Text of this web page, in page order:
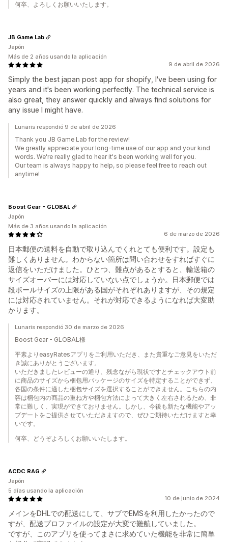
何卒、よろしくお願いいたします。
9 de abril de 2026
Simply the best japan post app for shopify, I've been using for
years and it's been working perfectly. The technical service is
also great, they answer quickly and always find solutions for
any issue I might have.
JB Game Lab
Japón
Más de 2 años usando la aplicación
Lunaris respondió 9 de abril de 2026
Thank you JB Game Lab for the review!
We greatly appreciate your long-time use of our app and your kind
words. We're really glad to hear it's been working well for you.
Our team is always happy to help, so please feel free to reach out
anytime!
6 de marzo de 2026
日本郵便の送料を自動で取り込んでくれとても便利です。設定も
難しくありません。わからない箇所は問い合わせをすればすぐに
返信をいただけました。ひとつ、難点があるとすると、輸送箱の
サイズオーバーには対応していない点でしょうか。日本郵便では
段ボールサイズの上限がある国がそれぞれありますが、その規定
には対応されていません。それが対応できるようになれば大変助
かります。
Boost Gear - GLOBAL
Japón
Más de 3 años usando la aplicación
Lunaris respondió 30 de marzo de 2026
Boost Gear - GLOBAL様
平素よりeasyRatesアプリをご利用いただき、また貴重なご意見をいただ
き誠にありがとうございます。
いただきましたレビューの通り、残念ながら現状ですとチェックアウト前
に商品のサイズから梱包用パッケージのサイズを特定することができず、
各国の条件に適した梱包サイズを選択することができません。こちらの内
容は梱包内の商品の重ね方や梱包方法によって大きく左右されるため、非
常に難しく、実現ができておりません。しかし、今後も新たな機能やアッ
プデートをご提供させていただきますので、ぜひご期待いただけますと幸
いです。
何卒、どうぞよろしくお願いいたします。
10 de junio de 2024
メインをDHLでの配送にして、サブでEMSを利用したかったので
すが、配送プロファイルの設定が大変で難航していました。
ですが、このアプリを使ってまさに求めていた機能を非常に簡単
ACDC RAG
Japón
5 días usando la aplicación